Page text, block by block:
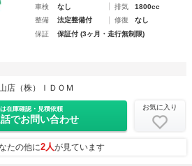
車検
なし 排気
1800cc
整備
法定整備付 修復
なし
保証
保証付 (3ヶ月・走行無制限)
店（株）ＩＤＯＭ
は在庫確認・見積依頼
でお問い合わせ
お気に入り
たの他に2人が見ています